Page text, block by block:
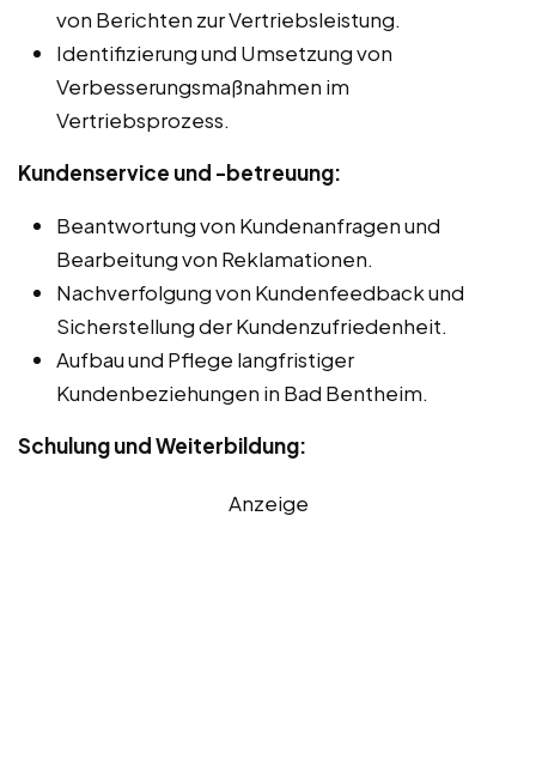
von Berichten zur Vertriebsleistung.
Identifizierung und Umsetzung von
Verbesserungsmaßnahmen im
Vertriebsprozess.
Kundenservice und -betreuung:
Beantwortung von Kundenanfragen und
Bearbeitung von Reklamationen.
Nachverfolgung von Kundenfeedback und
Sicherstellung der Kundenzufriedenheit.
Aufbau und Pflege langfristiger
Kundenbeziehungen in Bad Bentheim.
Schulung und Weiterbildung:
Anzeige